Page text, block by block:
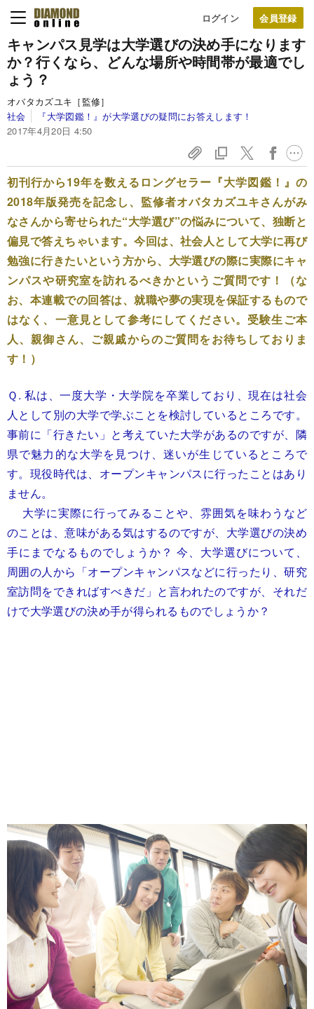
ログイン
キャンパス見学は大学選びの決め手になります
か？行くなら、どんな場所や時間帯が最適でし
ょう？
オバタカズユキ［監修］
社会
『大学図鑑！』が大学選びの疑問にお答えします！
2017年4月20日 4:50
初刊行から19年を数えるロングセラー『大学図鑑！』の
2018年版発売を記念し、監修者オバタカズユキさんがみ
なさんから寄せられた“大学選び”の悩みについて、独断と
偏見で答えちゃいます。今回は、社会人として大学に再び
勉強に行きたいという方から、大学選びの際に実際にキャ
ンパスや研究室を訪れるべきかというご質問です！（な
お、本連載での回答は、就職や夢の実現を保証するもので
はなく、一意見として参考にしてください。受験生ご本
人、親御さん、ご親戚からのご質問をお待ちしておりま
す！）
Ｑ. 私は、一度大学・大学院を卒業しており、現在は社会
人として別の大学で学ぶことを検討しているところです。
事前に「行きたい」と考えていた大学があるのですが、隣
県で魅力的な大学を見つけ、迷いが生じているところで
す。現役時代は、オープンキャンパスに行ったことはあり
ません。
大学に実際に行ってみることや、雰囲気を味わうなど
のことは、意味がある気はするのですが、大学選びの決め
手にまでなるものでしょうか？ 今、大学選びについて、
周囲の人から「オープンキャンパスなどに行ったり、研究
室訪問をできればすべきだ」と言われたのですが、それだ
けで大学選びの決め手が得られるものでしょうか？